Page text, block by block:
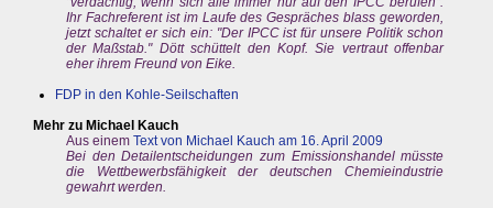
Ihr Fachreferent ist im Laufe des Gespräches blass geworden,
jetzt schaltet er sich ein: "Der IPCC ist für unsere Politik schon
der Maßstab." Dött schüttelt den Kopf. Sie vertraut offenbar
eher ihrem Freund von Eike.
FDP in den Kohle-Seilschaften
Mehr zu Michael Kauch
Aus einem Text von Michael Kauch am 16. April 2009
Bei den Detailentscheidungen zum Emissionshandel müsste
die Wettbewerbsfähigkeit der deutschen Chemieindustrie
gewahrt werden.